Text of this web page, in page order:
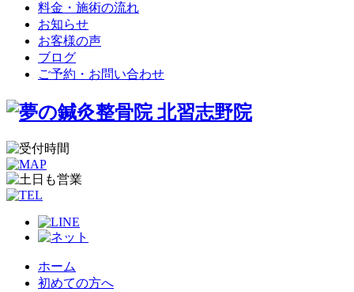
料金・施術の流れ
お知らせ
お客様の声
ブログ
ご予約・お問い合わせ
ホーム
初めての方へ